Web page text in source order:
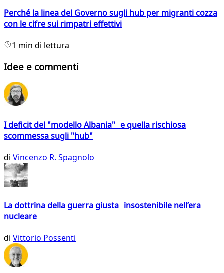
Perché la linea del Governo sugli hub per migranti cozza
con le cifre sui rimpatri effettivi
1 min di lettura
Idee e commenti
I deficit del "modello Albania" e quella rischiosa
scommessa sugli "hub"
di Vincenzo R. Spagnolo
La dottrina della guerra giusta insostenibile nell’era
nucleare
di Vittorio Possenti